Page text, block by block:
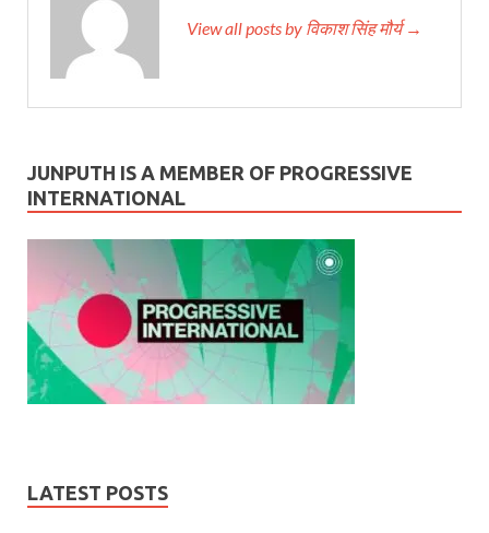
View all posts by विकाश सिंह मौर्य →
JUNPUTH IS A MEMBER OF PROGRESSIVE
INTERNATIONAL
LATEST POSTS